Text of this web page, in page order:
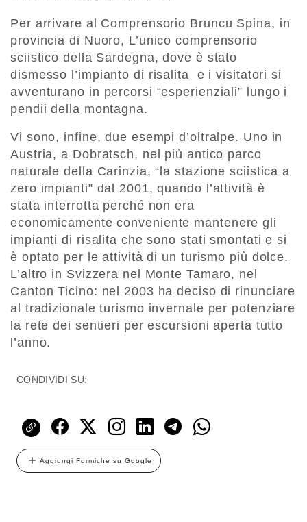
Per arrivare al Comprensorio Bruncu Spina, in
provincia di Nuoro, L’unico comprensorio
sciistico della Sardegna, dove è stato
dismesso l’impianto di risalita e i visitatori si
avventurano in percorsi “esperienziali” lungo i
pendii della montagna.
Vi sono, infine, due esempi d’oltralpe. Uno in
Austria, a Dobratsch, nel più antico parco
naturale della Carinzia, “la stazione sciistica a
zero impianti” dal 2001, quando l’attività è
stata interrotta perché non era
economicamente conveniente mantenere gli
impianti di risalita che sono stati smontati e si
è optato per le attività di un turismo più dolce.
L’altro in Svizzera nel Monte Tamaro, nel
Canton Ticino: nel 2003 ha deciso di rinunciare
al tradizionale turismo invernale per potenziare
la rete dei sentieri per escursioni aperta tutto
l’anno.
CONDIVIDI SU:
Aggiungi Formiche su Google